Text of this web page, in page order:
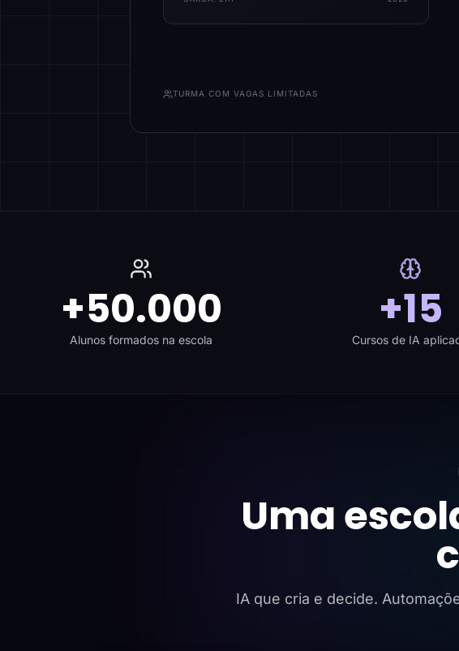
TURMA COM VAGAS LIMITADAS
+50.000
Alunos formados na escola
+15
Cursos de IA
Uma
IA que cria e decide.